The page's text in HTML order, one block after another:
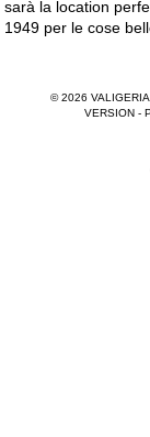
sarà la location
1949 per le cose
© 2026
VERSION -